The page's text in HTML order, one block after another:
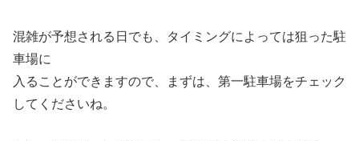
混雑が予想される日でも、タイミングによっては狙った駐
車場に
入ることができますので、まずは、第一駐車場をチェック
してくださいね。